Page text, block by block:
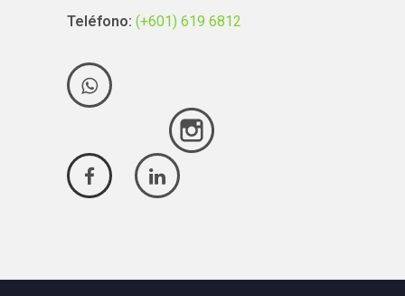
Teléfono: (+601) 619 6812